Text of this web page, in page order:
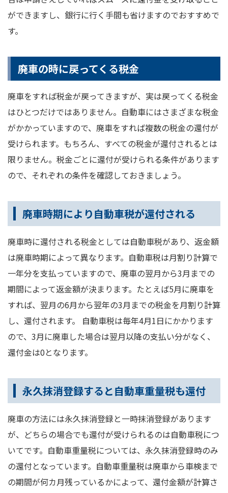
ができますし、銀行に行く手間も省けますのでおすすめで
す。
廃車の時に戻ってくる税金
廃車をすれば税金が戻ってきますが、実は戻ってくる税金
はひとつだけではありません。自動車にはさまざまな税金
がかかっていますので、廃車をすれば複数の税金の還付が
受けられます。もちろん、すべての税金が還付されるとは
限りません。税金ごとに還付が受けられる条件があります
ので、それぞれの条件を確認しておきましょう。
廃車時期により自動車税が還付される
廃車時に還付される税金としては自動車税があり、返金額
は廃車時期によって異なります。自動車税は月割り計算で
一年分を支払っていますので、廃車の翌月から3月までの
期間によって返金額が決まります。たとえば5月に廃車を
すれば、翌月の6月から翌年の3月までの税金を月割り計算
し、還付されます。 自動車税は毎年4月1日にかかります
ので、3月に廃車した場合は翌月以降の支払い分がなく、
還付金は0となります。
永久抹消登録すると自動車重量税も還付
廃車の方法には永久抹消登録と一時抹消登録があります
が、どちらの場合でも還付が受けられるのは自動車税につ
いてです。自動車重量税については、永久抹消登録時のみ
の還付となっています。自動車重量税は廃車から車検まで
の期間が何カ月残っているかによって、還付金額が計算さ